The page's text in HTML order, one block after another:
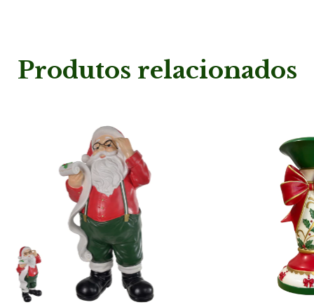
Produtos relacionados